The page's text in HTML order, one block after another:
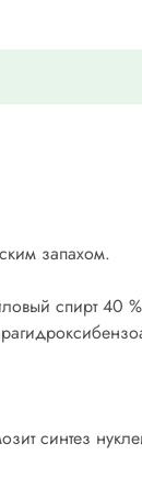
запахом.
спирт 40
синтез